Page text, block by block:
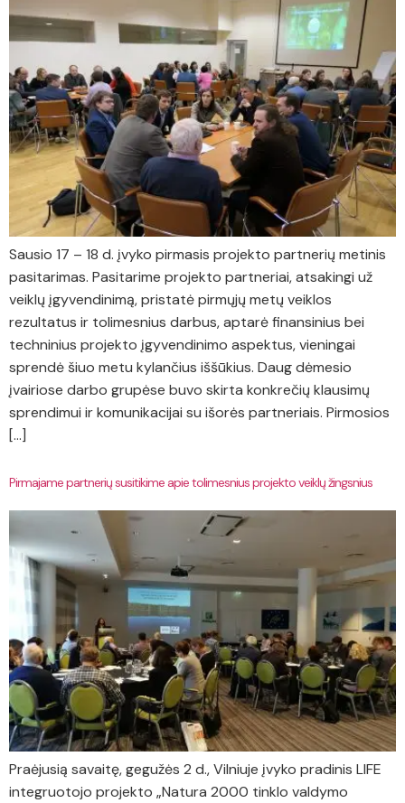
Sausio 17 – 18 d. įvyko pirmasis projekto partnerių metinis
pasitarimas. Pasitarime projekto partneriai, atsakingi už
veiklų įgyvendinimą, pristatė pirmųjų metų veiklos
rezultatus ir tolimesnius darbus, aptarė finansinius bei
techninius projekto įgyvendinimo aspektus, vieningai
sprendė šiuo metu kylančius iššūkius. Daug dėmesio
įvairiose darbo grupėse buvo skirta konkrečių klausimų
sprendimui ir komunikacijai su išorės partneriais. Pirmosios
[…]
Pirmajame partnerių susitikime apie tolimesnius projekto veiklų žingsnius
Praėjusią savaitę, gegužės 2 d., Vilniuje įvyko pradinis LIFE
integruotojo projekto „Natura 2000 tinklo valdymo